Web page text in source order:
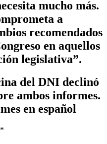
mucho más.
a
recomendados
en aquellos
legislativa”.
del DNI declinó
ambos informes.
en español